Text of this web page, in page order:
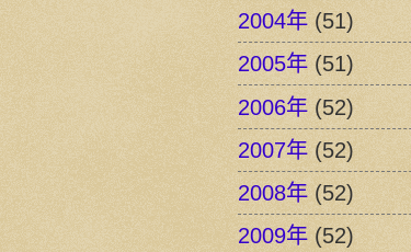
2004年 (51)
2005年 (51)
2006年 (52)
2007年 (52)
2008年 (52)
2009年 (52)